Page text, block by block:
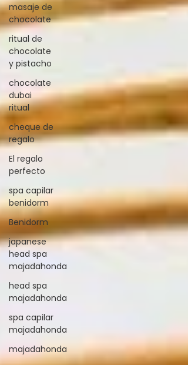
masaje de
chocolate
ritual de
chocolate
y pistacho
chocolate
dubai
ritual
cheque de
regalo
El regalo
perfecto
spa capilar
benidorm
Benidorm
japanese
head spa
majadahonda
head spa
majadahonda
spa capilar
majadahonda
majadahonda